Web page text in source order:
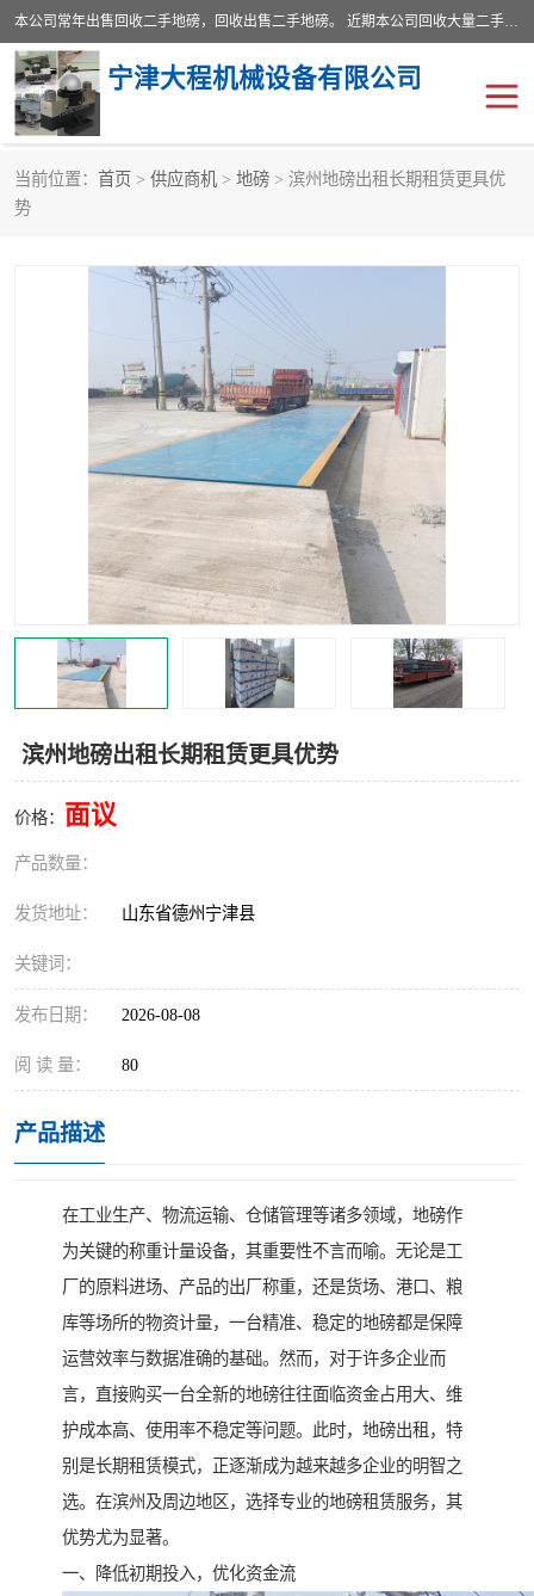
本公司常年出售回收二手地磅，回收出售二手地磅。 近期本公司回收大量二手地磅，型号齐全，宽度从2米到3.5米，长度5米到25米，承重吨位从10到200吨，成色7—9成新。 ? 使用年限6个月至2年，产品来源于个人闲置品，工矿企业停用品，因小换大而来。 精准度和新的一样， 二手地磅是内行人的选择，打个电话就省钱朋友您好等什么
宁津大程机械设备有限公司
当前位置： 首页 > 供应商机 > 地磅 > 滨州地磅出租长期租赁更具优
势
滨州地磅出租长期租赁更具优势
价格： 面议
产品数量：
发货地址： 山东省德州宁津县
关键词：
发布日期： 2026-08-08
阅 读 量： 80
产品描述
在工业生产、物流运输、仓储管理等诸多领域，地磅作
为关键的称重计量设备，其重要性不言而喻。无论是工
厂的原料进场、产品的出厂称重，还是货场、港口、粮
库等场所的物资计量，一台精准、稳定的地磅都是保障
运营效率与数据准确的基础。然而，对于许多企业而
言，直接购买一台全新的地磅往往面临资金占用大、维
护成本高、使用率不稳定等问题。此时，地磅出租，特
别是长期租赁模式，正逐渐成为越来越多企业的明智之
选。在滨州及周边地区，选择专业的地磅租赁服务，其
优势尤为显著。
一、降低初期投入，优化资金流
地磅传感器 废纸打包机
装载机电子秤 输送机
半自动输送机 全自动输送机
冷却塔 食品螺旋塔
撕碎机 木材撕碎机
塑料撕碎机 金属撕碎机